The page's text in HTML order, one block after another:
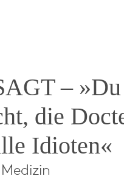
– »Du
die
Idioten«